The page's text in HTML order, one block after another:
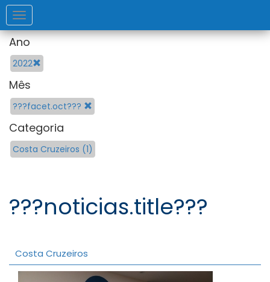
Toggle
navigation
Ano
2022
Mês
???facet.oct???
Categoria
Costa Cruzeiros (1)
???noticias.title???
Costa Cruzeiros